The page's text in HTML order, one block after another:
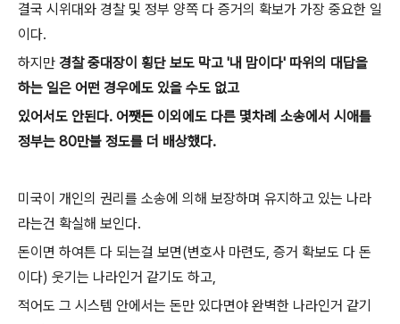
결국 시위대와 경찰 및 정부 양쪽 다 증거의 확보가 가장 중요한 일
이다.
하지만 경찰 중대장이 횡단 보도 막고 '내 맘이다' 따위의 대답을
하는 일은 어떤 경우에도 있을 수도 없고
있어서도 안된다. 어쨋든 이외에도 다른 몇차례 소송에서 시애틀
정부는 80만불 정도를 더 배상했다.
미국이 개인의 권리를 소송에 의해 보장하며 유지하고 있는 나라
라는건 확실해 보인다.
돈이면 하여튼 다 되는걸 보면(변호사 마련도, 증거 확보도 다 돈
이다) 웃기는 나라인거 같기도 하고,
적어도 그 시스템 안에서는 돈만 있다면야 완벽한 나라인거 같기